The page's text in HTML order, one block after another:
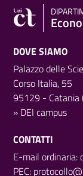
DOVE SIAMO
Palazzo delle
Corso Italia, 55
95129 - Catania
» DEI campus
CONTATTI
E-mail
PEC: